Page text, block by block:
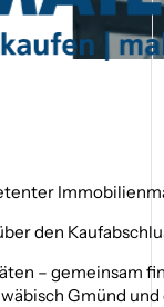
den
– gemeinsam
Gmünd und